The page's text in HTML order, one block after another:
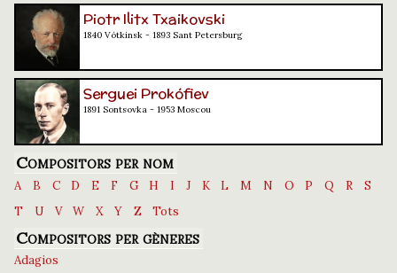
Piotr Ilitx Txaikovski
1840 Vótkinsk - 1893 Sant Petersburg
Serguei Prokófiev
1891 Sontsovka - 1953 Moscou
Compositors per nom
A B C D E F G H I J K L M N O P Q R
S
T
U V W X Y Z Tots
Compositors per gèneres
Adagios